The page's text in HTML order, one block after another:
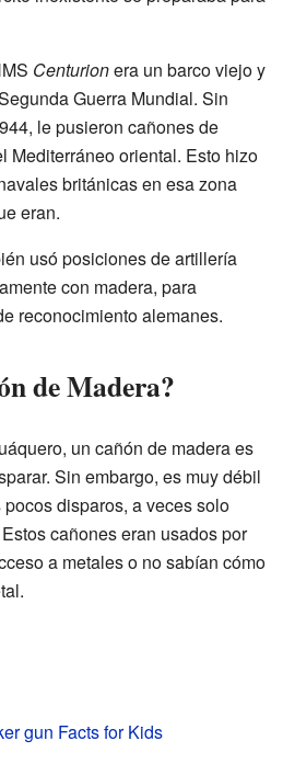
Centurionera un barco viejo y
Guerra Mundial. Sin
le pusieron cañones de
Mediterráneo oriental. Esto hizo
británicas en esa zona
eran.
usó posiciones de artillería
con madera, para
reconocimiento alemanes.
de Madera?
un cañón de madera es
Sin embargo, es muy débil
disparos, a veces solo
cañones eran usados por
a metales o no sabían cómo
gun Facts for Kids